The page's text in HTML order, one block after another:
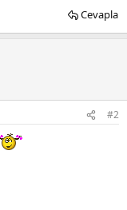
Cevapla
#2